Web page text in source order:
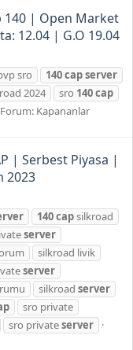
140 | Open Market
12.04 | G.O 19.04
sro 140capserver
2024 sro 140cap
Forum: Kapananlar
| Serbest Piyasa |
2023
140capsilkroad
server
silkroad livik
server
silkroad server
sro private
sro privateserver